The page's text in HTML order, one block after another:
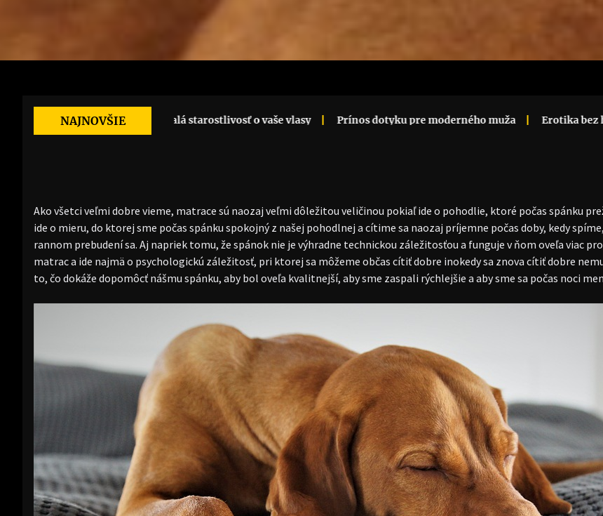
NAJNOVŠIE
Dokonalá starostlivosť o vaše vlasy Prínos dotyku pre moderného muža Erotika bez hraníc
Ako všetci veľmi dobre vieme, matrace sú naozaj veľmi dôležitou veličinou pokiaľ ide o pohodlie, ktoré počas spánku
ide o mieru, do ktorej sme počas spánku spokojný z našej pohodlnej a cítime sa naozaj príjemne počas doby, kedy
rannom prebudení sa. Aj napriek tomu, že spánok nie je výhradne technickou záležitosťou a funguje v ňom oveľa viac
matrac a ide najmä o psychologickú záležitosť, pri ktorej sa môžeme občas cítiť dobre inokedy sa znova cítiť dobre
to, čo dokáže dopomôcť nášmu spánku, aby bol oveľa kvalitnejší, aby sme zaspali rýchlejšie a aby sme sa počas noci